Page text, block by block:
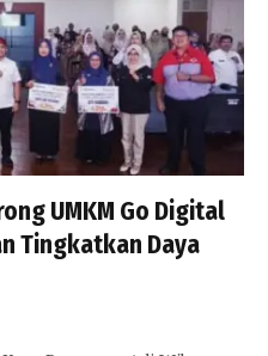
UMKM Go Digital
Tingkatkan Daya